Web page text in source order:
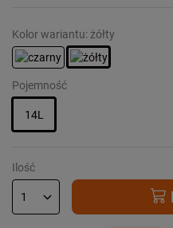
Kolor wariantu: żółty
Pojemność
14L
Ilość